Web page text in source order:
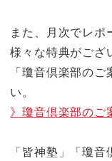
また、月次でレポ
様々な特典がござ
「瓊音倶楽部の
い。
》瓊音倶楽部のご
「皆神塾」「瓊